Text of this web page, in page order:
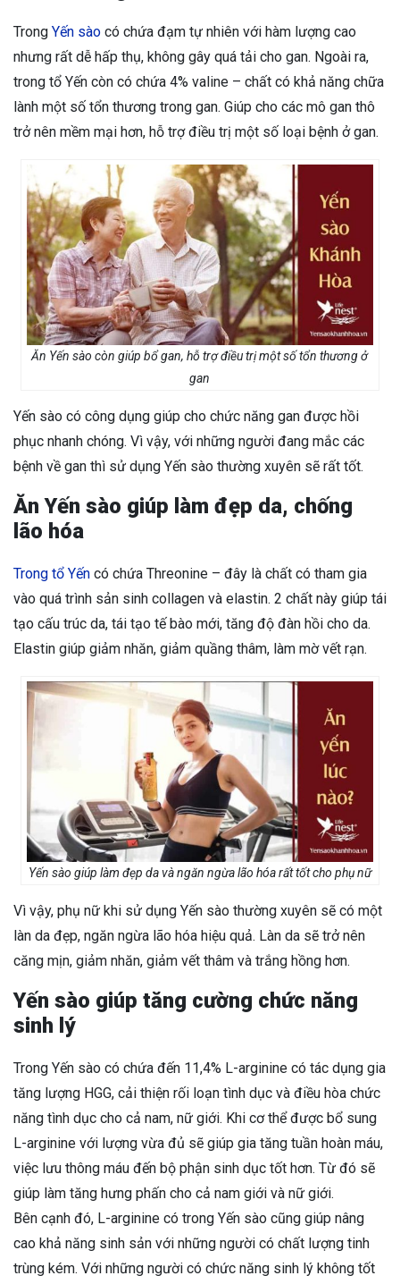
Trong Yến sào có chứa đạm tự nhiên với hàm lượng cao
nhưng rất dễ hấp thụ, không gây quá tải cho gan. Ngoài ra,
trong tổ Yến còn có chứa 4% valine – chất có khả năng chữa
lành một số tổn thương trong gan. Giúp cho các mô gan thô
trở nên mềm mại hơn, hỗ trợ điều trị một số loại bệnh ở gan.
Ăn Yến sào còn giúp bổ gan, hỗ trợ điều trị một số tổn thương ở
gan
Yến sào có công dụng giúp cho chức năng gan được hồi
phục nhanh chóng. Vì vậy, với những người đang mắc các
bệnh về gan thì sử dụng Yến sào thường xuyên sẽ rất tốt.
Ăn Yến sào giúp làm đẹp da, chống
lão hóa
Trong tổ Yến có chứa Threonine – đây là chất có tham gia
vào quá trình sản sinh collagen và elastin. 2 chất này giúp tái
tạo cấu trúc da, tái tạo tế bào mới, tăng độ đàn hồi cho da.
Elastin giúp giảm nhăn, giảm quầng thâm, làm mờ vết rạn.
Yến sào giúp làm đẹp da và ngăn ngừa lão hóa rất tốt cho phụ nữ
Vì vậy, phụ nữ khi sử dụng Yến sào thường xuyên sẽ có một
làn da đẹp, ngăn ngừa lão hóa hiệu quả. Làn da sẽ trở nên
căng mịn, giảm nhăn, giảm vết thâm và trắng hồng hơn.
Yến sào giúp tăng cường chức năng
sinh lý
Trong Yến sào có chứa đến 11,4% L-arginine có tác dụng gia
tăng lượng HGG, cải thiện rối loạn tình dục và điều hòa chức
năng tình dục cho cả nam, nữ giới. Khi cơ thể được bổ sung
L-arginine với lượng vừa đủ sẽ giúp gia tăng tuần hoàn máu,
việc lưu thông máu đến bộ phận sinh dục tốt hơn. Từ đó sẽ
giúp làm tăng hưng phấn cho cả nam giới và nữ giới.
Bên cạnh đó, L-arginine có trong Yến sào cũng giúp nâng
cao khả năng sinh sản với những người có chất lượng tinh
trùng kém. Với những người có chức năng sinh lý không tốt